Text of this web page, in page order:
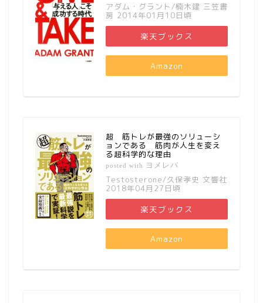
アダム・グラント/楠木建 三笠書
房 2014年01月10日頃
楽天ブックス
Amazon
超 筋トレが最強のソリューシ
ョンである 筋肉が人生を変え
る超科学的な理由
posted with ヨメレバ
Testosterone/久保孝史 文響社
2018年04月27日頃
楽天ブックス
Amazon